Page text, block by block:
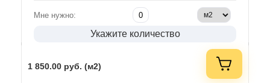
Мне нужно:
Укажите количество
1 850.00 руб. (м2)